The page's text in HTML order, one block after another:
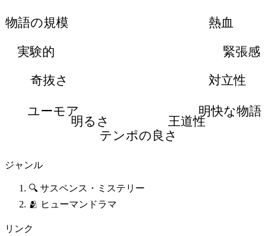
熱血
緊張感
対立性
明快な物語
王道性
テンポの良さ
明るさ
ユーモア
奇抜さ
実験的
物語の規模
ジャンル
🔍 サスペンス・ミステリー
🫂 ヒューマンドラマ
リンク